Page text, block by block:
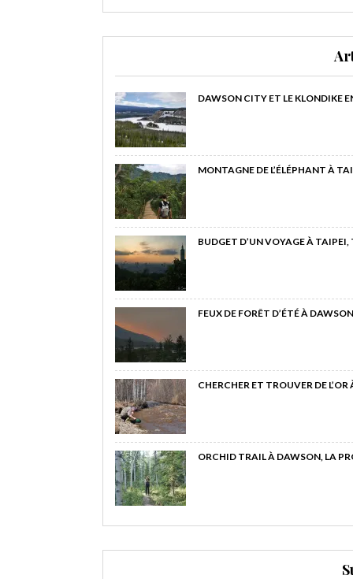
DAWSON CITY ET LE KLONDIKE
MONTAGNE DE L’ÉLÉPHANT À
BUDGET D’UN VOYAGE À
FEUX DE FORÊT D’ÉTÉ À
CHERCHER ET TROUVER DE
ORCHID TRAIL À DAWSON, LA